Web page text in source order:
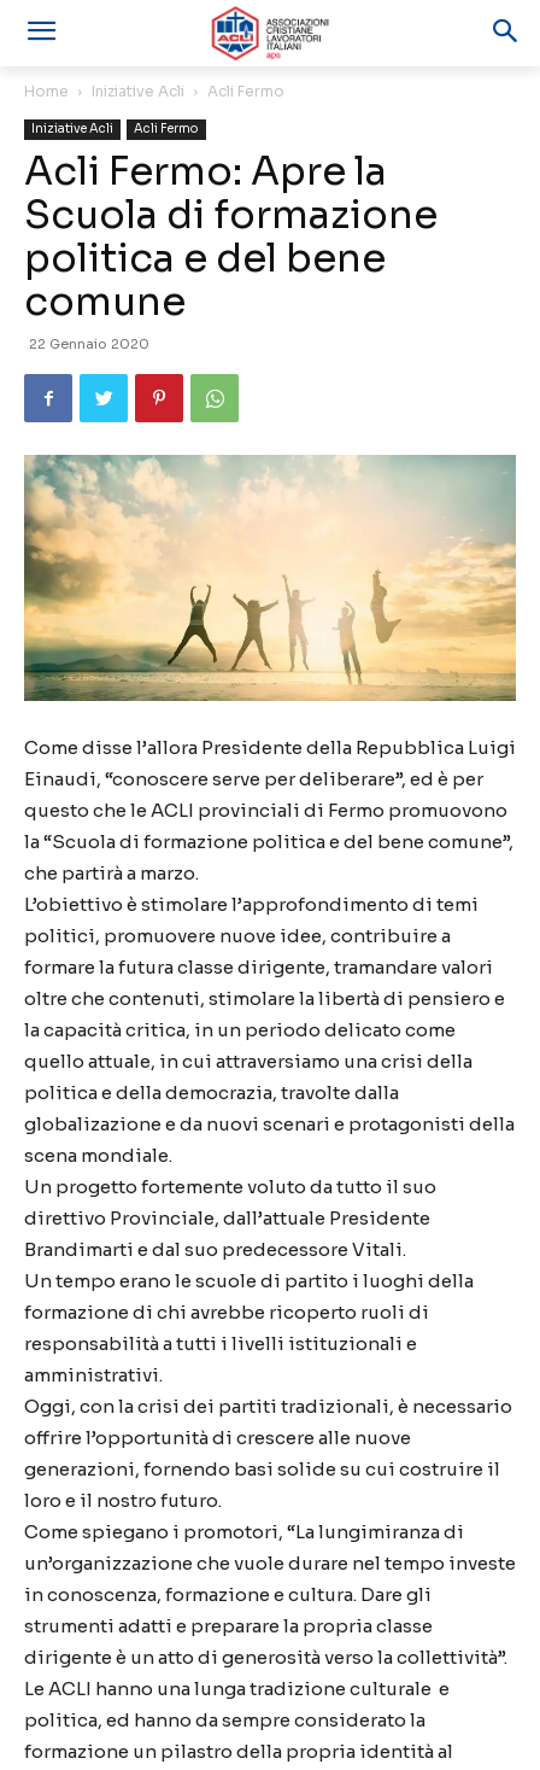
Home Iniziative Acli Acli Fermo
Iniziative Acli Acli Fermo
Acli Fermo: Apre la
Scuola di formazione
politica e del bene
comune
22 Gennaio 2020
Come disse l’allora Presidente della Repubblica Luigi
Einaudi, “conoscere serve per deliberare”, ed è per
questo che le ACLI provinciali di Fermo promuovono
la “Scuola di formazione politica e del bene comune”,
che partirà a marzo.
L’obiettivo è stimolare l’approfondimento di temi
politici, promuovere nuove idee, contribuire a
formare la futura classe dirigente, tramandare valori
oltre che contenuti, stimolare la libertà di pensiero e
la capacità critica, in un periodo delicato come
quello attuale, in cui attraversiamo una crisi della
politica e della democrazia, travolte dalla
globalizazione e da nuovi scenari e protagonisti della
scena mondiale.
Un progetto fortemente voluto da tutto il suo
direttivo Provinciale, dall’attuale Presidente
Brandimarti e dal suo predecessore Vitali.
Un tempo erano le scuole di partito i luoghi della
formazione di chi avrebbe ricoperto ruoli di
responsabilità a tutti i livelli istituzionali e
amministrativi.
Oggi, con la crisi dei partiti tradizionali, è necessario
offrire l’opportunità di crescere alle nuove
generazioni, fornendo basi solide su cui costruire il
loro e il nostro futuro.
Come spiegano i promotori, “La lungimiranza di
un’organizzazione che vuole durare nel tempo investe
in conoscenza, formazione e cultura. Dare gli
strumenti adatti e preparare la propria classe
dirigente è un atto di generosità verso la collettività”.
Le ACLI hanno una lunga tradizione culturale e
politica, ed hanno da sempre considerato la
formazione un pilastro della propria identità al